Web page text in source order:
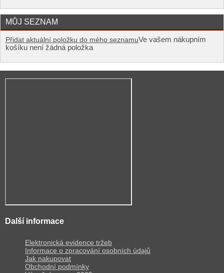
MŮJ SEZNAM
Přidat aktuální položku do mého seznamuVe vašem nákupním
košíku není žádná položka
Další informace
Elektronická evidence tržeb
Informace o zpracování osobních údajů
Jak nakupovat
Obchodní podmínky